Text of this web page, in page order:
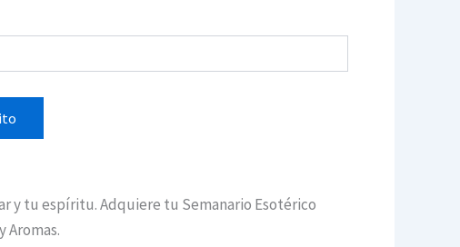
y tu espíritu. Adquiere tu Semanario Esotérico
Aromas.